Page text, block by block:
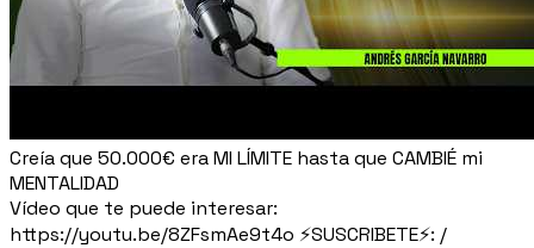
Creía que 50.000€ era MI LÍMITE hasta que CAMBIÉ mi
MENTALIDAD
Vídeo que te puede interesar:
https://youtu.be/8ZFsmAe9t4o ⚡SUSCRIBETE⚡: /